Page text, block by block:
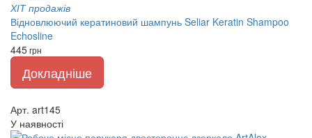
ХІТ продажів
Відновлюючий кератиновий шампунь Seliar Keratin Shampoo
Echosline
445грн
Докладніше
Арт. art145
У наявності